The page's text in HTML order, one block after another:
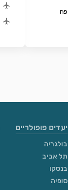
יעדים פופולריים
בולגריה
תל אביב
בנסקו
סופיה